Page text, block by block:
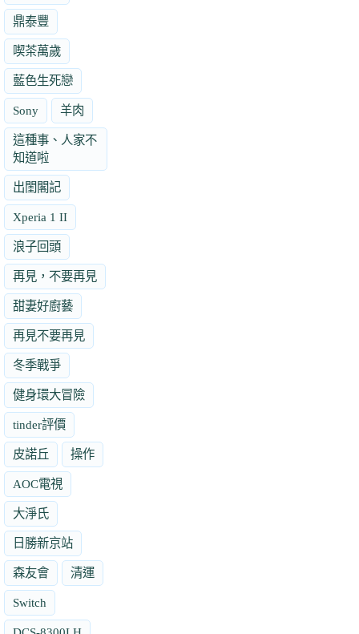
鼎泰豐
喫茶萬歲
藍色生死戀
Sony 羊肉
這種事、人家不
知道啦
出閨閣記
Xperia 1 II
浪子回頭
再見，不要再見
甜妻好廚藝
再見不要再見
冬季戰爭
健身環大冒險
tinder評價
皮諾丘 操作
AOC電視
大淨氏
日勝新京站
森友會 清運
Switch